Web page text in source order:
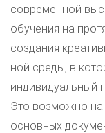
современной
обучения на
создания
ной среды, в
индивидуальный
Это возможно на
основных